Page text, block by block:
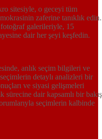
sitesiyle, o geceyi tüm
zaferine tanıklık edin.
galerileriyle, 15
dair her şeyi keşfedin.
anlık seçim bilgileri ve
detaylı analizleri bir
ve siyasi gelişmeleri
dair kapsamlı bir bakış
seçimlerin kalbinde